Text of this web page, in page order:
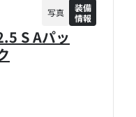
S Aパッ
写真
装備
情報